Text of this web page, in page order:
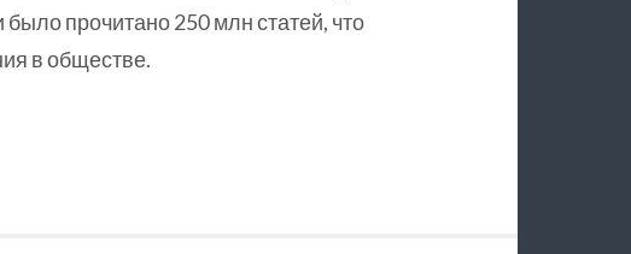
прочитано 250 млн статей, что
в обществе.